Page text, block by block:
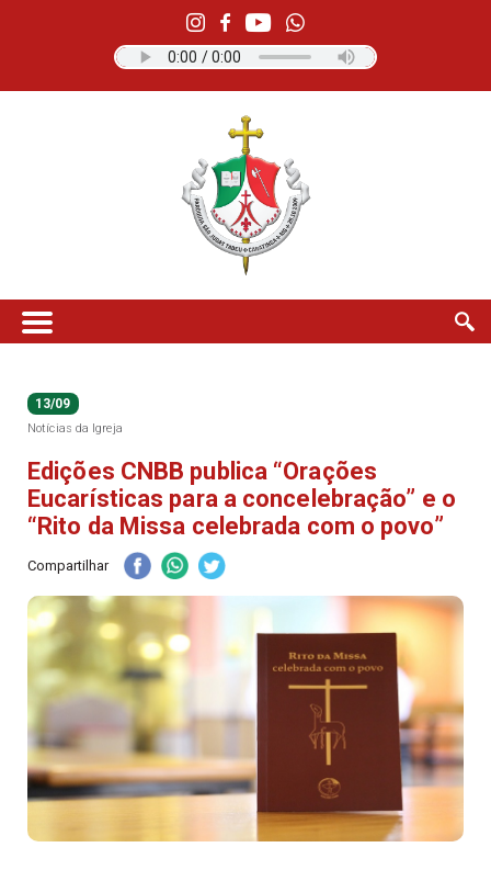
13/09
Notícias da Igreja
Edições CNBB publica “Orações
Eucarísticas para a concelebração” e o
“Rito da Missa celebrada com o povo”
Compartilhar